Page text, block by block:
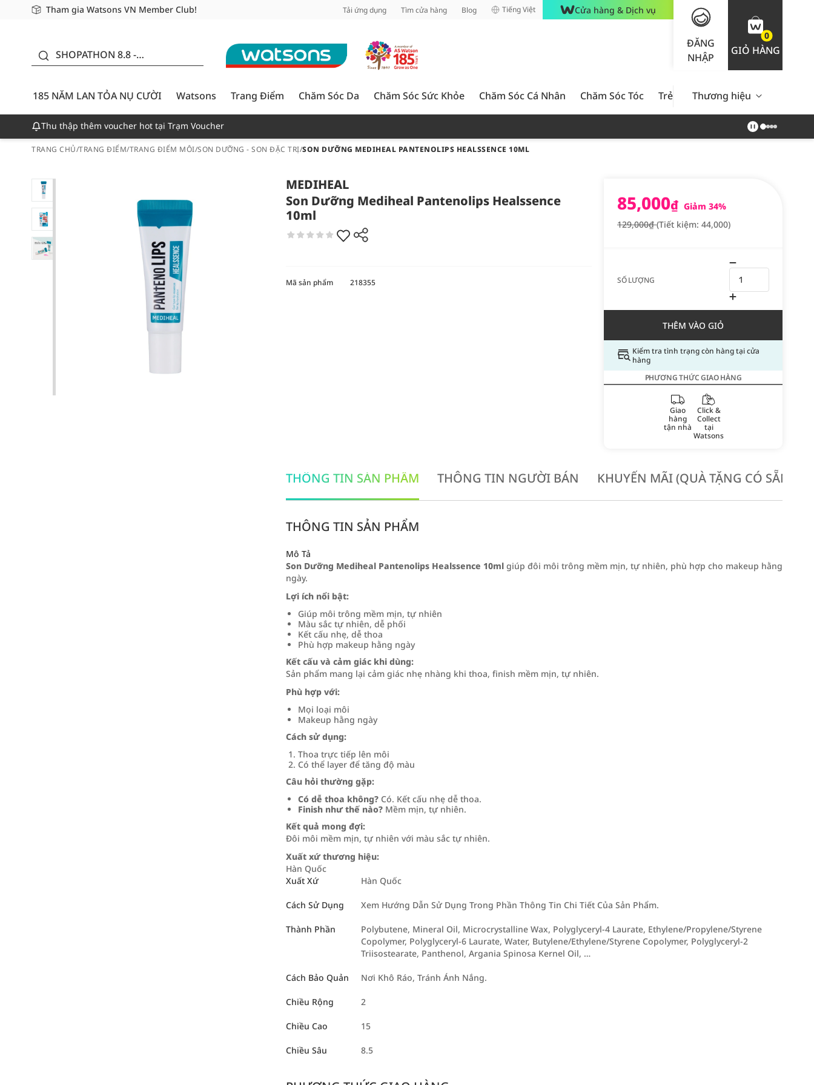
Tham gia Watsons VN Member Club!
Miễn phí giao hàng cho đơn hàng từ 249,000Đ
Giao hàng nhanh 24h - Áp dụng khu vực TP. Hồ Chí Minh Tải ứng dụng Tìm cửa hàng Blog Tiếng Việt Cửa hàng & Dịch vụ
ĐĂNG
NHẬP
0
GIỎ HÀNG
SHOPATHON 8.8 -
CƯỜI - GIẢM ĐẾN
50%
185 NĂM LAN TỎA NỤ CƯỜI
Watsons Trang Điểm Chăm Sóc Da Chăm Sóc Sức Khỏe Chăm Sóc Cá Nhân Chăm Sóc Tóc Trẻ Em Nam Giới Chăm Sóc
Thương hiệu
Thu thập thêm voucher hot tại Trạm Voucher
TRANG CHỦ/TRANG ĐIỂM/TRANG ĐIỂM MÔI/SON DƯỠNG - SON ĐẶC TRỊ/SON DƯỠNG MEDIHEAL PANTENOLIPS HEALSSENCE 10ML
MEDIHEAL
Son Dưỡng Mediheal Pantenolips Healssence
10ml
85,000₫ Giảm 34%
129,000₫(Tiết kiệm: 44,000)
SỐ LƯỢNG
THÊM VÀO GIỎ
Kiểm tra tình trạng còn hàng tại cửa
hàng
PHƯƠNG THỨC GIAO HÀNG
Giao
hàng
tận nhà
Click &
Collect
tại
Watsons
Mã sản phẩm 218355
THÔNG TIN SẢN PHẨM THÔNG TIN NGƯỜI BÁN KHUYẾN MÃI (QUÀ TẶNG CÓ SẴN
THÔNG TIN SẢN PHẨM
Mô Tả
Son Dưỡng Mediheal Pantenolips Healssence 10ml giúp đôi môi trông mềm mịn, tự nhiên, phù hợp cho makeup hằng
ngày.
Lợi ích nổi bật:
Giúp môi trông mềm mịn, tự nhiên
Màu sắc tự nhiên, dễ phối
Kết cấu nhẹ, dễ thoa
Phù hợp makeup hằng ngày
Kết cấu và cảm giác khi dùng:
Sản phẩm mang lại cảm giác nhẹ nhàng khi thoa, finish mềm mịn, tự nhiên.
Phù hợp với:
Mọi loại môi
Makeup hằng ngày
Cách sử dụng:
Thoa trực tiếp lên môi
Có thể layer để tăng độ màu
Câu hỏi thường gặp:
Có dễ thoa không? Có. Kết cấu nhẹ dễ thoa.
Finish như thế nào? Mềm mịn, tự nhiên.
Kết quả mong đợi:
Đôi môi mềm mịn, tự nhiên với màu sắc tự nhiên.
Xuất xứ thương hiệu:
Hàn Quốc
Xuất Xứ
Hàn Quốc
Cách Sử Dụng Xem Hướng Dẫn Sử Dụng Trong Phần Thông Tin Chi Tiết Của Sản Phẩm.
Thành Phần
Polybutene, Mineral Oil, Microcrystalline Wax, Polyglyceryl-4 Laurate, Ethylene/Propylene/Styrene
Copolymer, Polyglyceryl-6 Laurate, Water, Butylene/Ethylene/Styrene Copolymer, Polyglyceryl-2
Triisostearate, Panthenol, Argania Spinosa Kernel Oil, …
Cách Bảo Quản Nơi Khô Ráo, Tránh Ánh Nắng.
Chiều Rộng 2
Chiều Cao 15
Chiều Sâu 8.5